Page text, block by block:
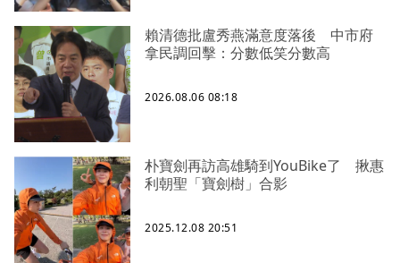
賴清德批盧秀燕滿意度落後 中市府
拿民調回擊：分數低笑分數高
2026.08.06 08:18
朴寶劍再訪高雄騎到YouBike了 揪惠
利朝聖「寶劍樹」合影
2025.12.08 20:51